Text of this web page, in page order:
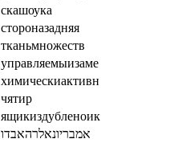
скашоука
стороназадняя
тканьмножеств
управляемыизаме
химическиактивн
чятир
ящикиздубленоик
אמבריונאלרהאבדו